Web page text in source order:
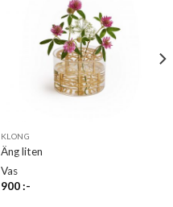
KLONG
Äng liten
Vas
900:-